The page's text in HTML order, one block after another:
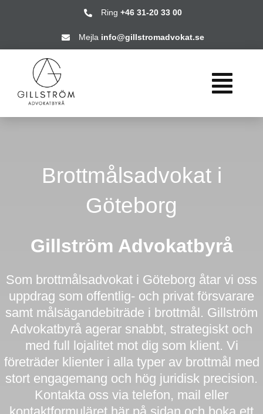
Ring +46 31-20 33 00
Mejla info@gillstromadvokat.se
VÅRA
OM OSS
KONTAKT
Brottmålsadvokat i
Göteborg
Gillström Advokatbyrå
Som brottmålsadvokat i Göteborg åtar vi oss
uppdrag som offentlig- och privat försvarare
samt målsägandebiträde i brottmål. Gillström
Advokatbyrå agerar snabbt, strategiskt och
med full lojalitet mot dig som klient. Vi
företräder klienter i alla typer av brottmål med
stort engagemang och hög juridisk precision.
Kontakta oss via telefon, mail eller